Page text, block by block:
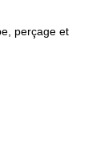
perçage et